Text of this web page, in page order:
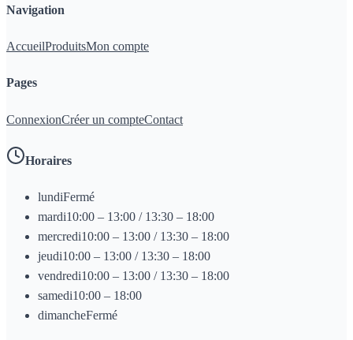
Navigation
AccueilProduitsMon compte
Pages
ConnexionCréer un compteContact
Horaires
lundiFermé
mardi10:00 – 13:00 / 13:30 – 18:00
mercredi10:00 – 13:00 / 13:30 – 18:00
jeudi10:00 – 13:00 / 13:30 – 18:00
vendredi10:00 – 13:00 / 13:30 – 18:00
samedi10:00 – 18:00
dimancheFermé